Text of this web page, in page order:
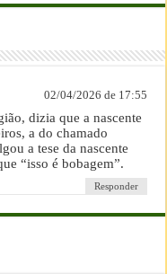
02/04/2026 de 17:55
dizia que a nascente
a do chamado
a tese da nascente
“isso é bobagem”.
Responder